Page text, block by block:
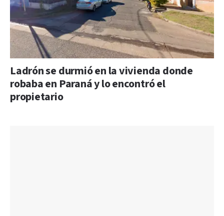
Ladrón se durmió en la vivienda donde
robaba en Paraná y lo encontró el
propietario